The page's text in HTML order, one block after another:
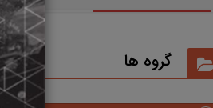
گروه ها